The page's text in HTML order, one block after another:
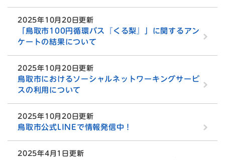
2025年10月20日更新
「鳥取市100円循環バス『くる梨』」に関するアン
ケートの結果について
2025年10月20日更新
鳥取市におけるソーシャルネットワーキングサービ
スの利用について
2025年10月20日更新
鳥取市公式LINEで情報発信中！
2025年4月1日更新